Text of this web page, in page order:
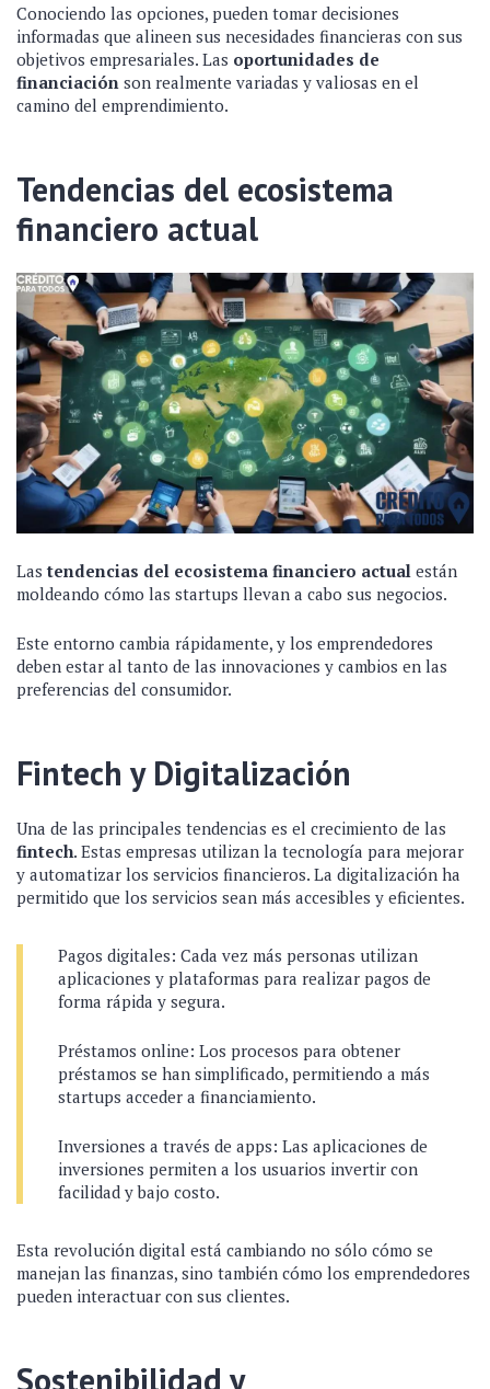
Conociendo las opciones, pueden tomar decisiones
informadas que alineen sus necesidades financieras con sus
objetivos empresariales. Las oportunidades de
financiación son realmente variadas y valiosas en el
camino del emprendimiento.
Tendencias del ecosistema
financiero actual
Lastendencias del ecosistema financiero actual están
moldeando cómo las startups llevan a cabo sus negocios.
Este entorno cambia rápidamente, y los emprendedores
deben estar al tanto de las innovaciones y cambios en las
preferencias del consumidor.
Fintech y Digitalización
Una de las principales tendencias es el crecimiento de las
fintech. Estas empresas utilizan la tecnología para mejorar
y automatizar los servicios financieros. La digitalización ha
permitido que los servicios sean más accesibles y eficientes.
Pagos digitales: Cada vez más personas utilizan
aplicaciones y plataformas para realizar pagos de
forma rápida y segura.
Préstamos online: Los procesos para obtener
préstamos se han simplificado, permitiendo a más
startups acceder a financiamiento.
Inversiones a través de apps: Las aplicaciones de
inversiones permiten a los usuarios invertir con
facilidad y bajo costo.
Esta revolución digital está cambiando no sólo cómo se
manejan las finanzas, sino también cómo los emprendedores
pueden interactuar con sus clientes.
Sostenibilidad y